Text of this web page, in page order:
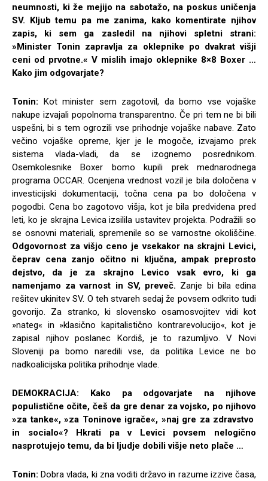
neumnosti, ki že mejijo na sabotažo, na poskus uničenja
SV. Kljub temu pa me zanima, kako komentirate njihov
zapis, ki sem ga zasledil na njihovi spletni strani:
»Minister Tonin zapravlja za oklepnike po dvakrat višji
ceni od prvotne.« V mislih imajo oklepnike 8×8 Boxer …
Kako jim odgovarjate?
Tonin: Kot minister sem zagotovil, da bomo vse vojaške
nakupe izvajali popolnoma transparentno. Če pri tem ne bi bili
uspešni, bi s tem ogrozili vse prihodnje vojaške nabave. Zato
večino vojaške opreme, kjer je le mogoče, izvajamo prek
sistema vlada-vladi, da se izognemo posrednikom.
Osemkolesnike Boxer bomo kupili prek mednarodnega
programa OCCAR. Ocenjena vrednost vozil je bila določena v
investicijski dokumentaciji, točna cena pa bo določena v
pogodbi. Cena bo zagotovo višja, kot je bila predvidena pred
leti, ko je skrajna Levica izsilila ustavitev projekta. Podražili so
se osnovni materiali, spremenile so se varnostne okoliščine.
Odgovornost za višjo ceno je vsekakor na skrajni Levici,
čeprav cena zanjo očitno ni ključna, ampak preprosto
dejstvo, da je za skrajno Levico vsak evro, ki ga
namenjamo za varnost in SV, preveč. Zanje bi bila edina
rešitev ukinitev SV. O teh stvareh sedaj že povsem odkrito tudi
govorijo. Za stranko, ki slovensko osamosvojitev vidi kot
»nateg« in »klasično kapitalistično kontrarevolucijo«, kot je
zapisal njihov poslanec Kordiš, je to razumljivo. V Novi
Sloveniji pa bomo naredili vse, da politika Levice ne bo
nadkoalicijska politika prihodnje vlade.
DEMOKRACIJA: Kako pa odgovarjate na njihove
populistične očite, češ da gre denar za vojsko, po njihovo
»za tanke«, »za Toninove igrače«, »naj gre za zdravstvo
in socialo«? Hkrati pa v Levici povsem nelogično
nasprotujejo temu, da bi ljudje dobili višje neto plače …
Tonin: Dobra vlada, ki zna voditi državo in razume izzive časa,